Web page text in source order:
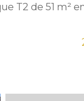
T2 de 51 m²